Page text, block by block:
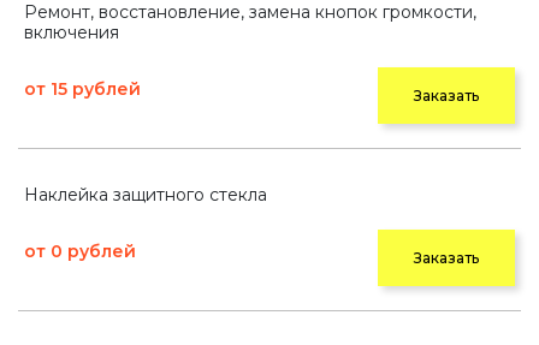
Ремонт, восстановление, замена кнопок громкости,
включения
от 15 рублей Заказать
Наклейка защитного стекла
от 0 рублей Заказать